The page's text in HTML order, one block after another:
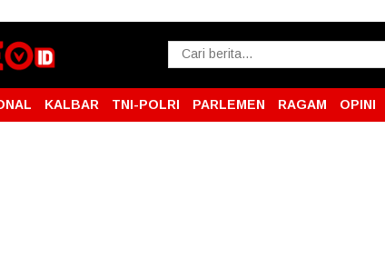
KALBAR TNI-POLRI PARLEMEN RAGAM OPINI